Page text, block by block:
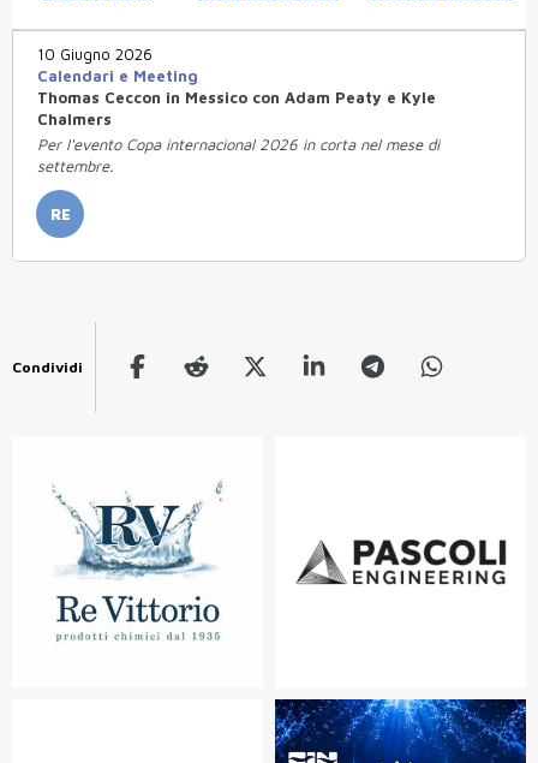
10 Giugno 2026
Calendari e Meeting
Thomas Ceccon in Messico con Adam Peaty e Kyle
Chalmers
Per l'evento Copa internacional 2026 in corta nel mese di
settembre.
RE
Condividi